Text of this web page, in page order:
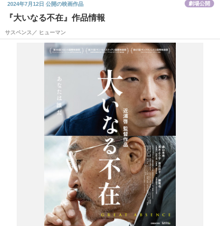
『大いなる不在』作品情報
サスペンス／ ヒューマン
2024年7月12日 公開の映画作品 劇場公開